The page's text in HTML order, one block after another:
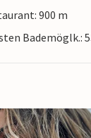
900 m
Bademöglk.: